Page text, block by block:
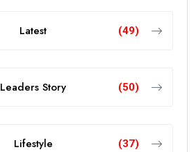
Latest (49)
Leaders Story (50)
Lifestyle (37)